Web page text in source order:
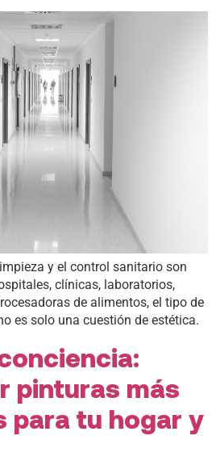
y el control sanitario son
clínicas, laboratorios,
de alimentos, el tipo de
es solo una cuestión de estética.
pinturas más
para tu hogar y